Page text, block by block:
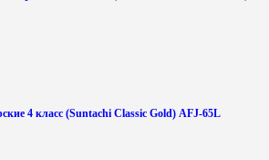
4 класс (Suntachi Classic Gold) AFJ-65L